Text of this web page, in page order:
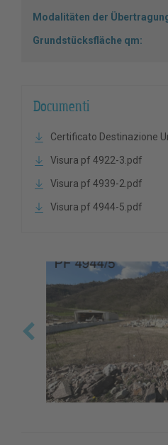
Modalitäten der
Grundstücksfläche qm:
Documenti
Certificato Destinazione
Visura pf 4922-3.pdf
Visura pf 4939-2.pdf
Visura pf 4944-5.pdf